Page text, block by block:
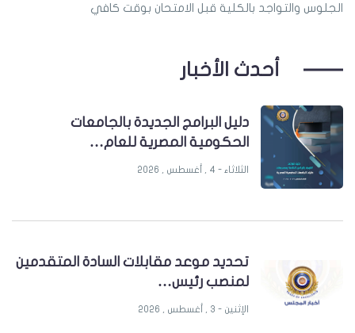
الجلوس والتواجد بالكلية قبل الامتحان بوقت كافي
أحدث الأخبار
دليل البرامج الجديدة بالجامعات
الحكومية المصرية للعام…
الثلاثاء - 4 , أغسطس , 2026
تحديد موعد مقابلات السادة المتقدمين
لمنصب رئيس…
الإثنين - 3 , أغسطس , 2026